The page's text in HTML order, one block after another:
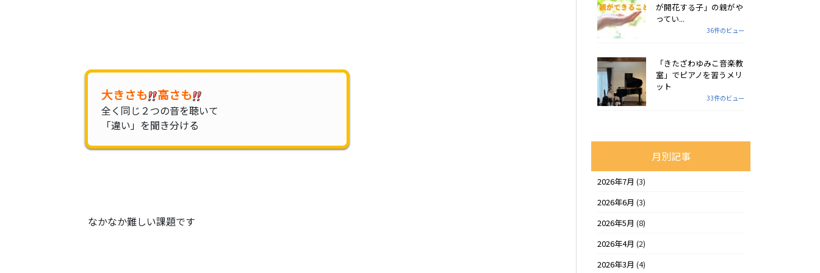
大きさも 高さも
全く同じ２つの音を聴いて
「違い」を聞き分ける
なかなか難しい課題です
が開花する子」の親がや
ってい...
36件のビュー
「きたざわゆみこ音楽教
室」でピアノを習うメリ
ット
33件のビュー
月別記事
2026年7月 (3)
2026年6月 (3)
2026年5月 (8)
2026年4月 (2)
2026年3月 (4)